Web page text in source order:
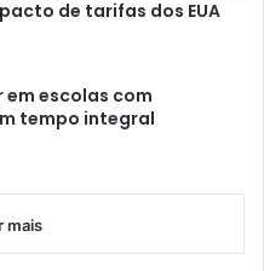
de tarifas dos EUA
em escolas com
tempo integral
mais